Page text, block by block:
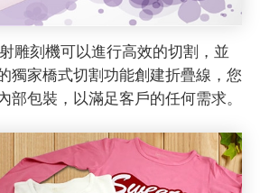
雕刻機可以進行高效的切割，並
獨家橋式切割功能創建折疊線，您
部包裝，以滿足客戶的任何需求。